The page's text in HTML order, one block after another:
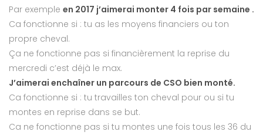
Par exemple en 2017 j’aimerai monter 4 fois par semaine .
Ca fonctionne si : tu as les moyens financiers ou ton
propre cheval.
Ça ne fonctionne pas si financièrement la reprise du
mercredi c’est déjà le max.
J’aimerai enchaîner un parcours de CSO bien monté.
Ca fonctionne si : tu travailles ton cheval pour ou si tu
montes en reprise dans se but.
Ca ne fonctionne pas si tu montes une fois tous les 36 du